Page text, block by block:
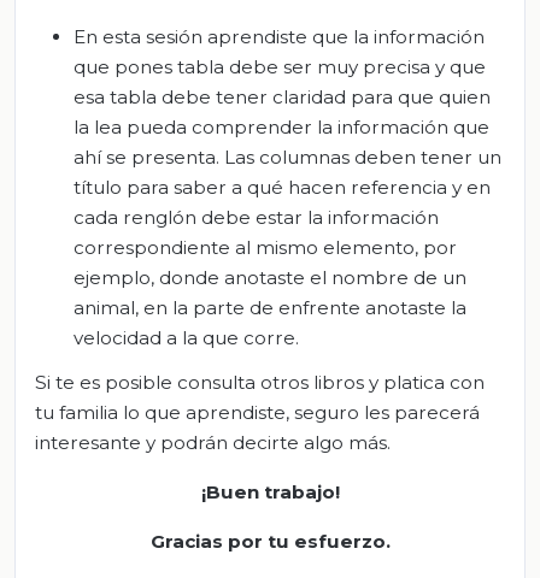
En esta sesión aprendiste que la información
que pones tabla debe ser muy precisa y que
esa tabla debe tener claridad para que quien
la lea pueda comprender la información que
ahí se presenta. Las columnas deben tener un
título para saber a qué hacen referencia y en
cada renglón debe estar la información
correspondiente al mismo elemento, por
ejemplo, donde anotaste el nombre de un
animal, en la parte de enfrente anotaste la
velocidad a la que corre.
Si te es posible consulta otros libros y platica con
tu familia lo que aprendiste, seguro les parecerá
interesante y podrán decirte algo más.
¡Buen trabajo!
Gracias por tu esfuerzo.